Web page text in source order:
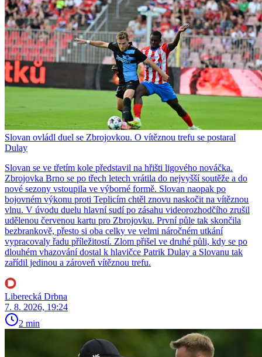
Slovan ovládl duel se Zbrojovkou. O vítěznou trefu se postaral
Dulay
Slovan se ve třetím kole představil na hřišti ligového nováčka.
Zbrojovka Brno se po třech letech vrátila do nejvyšší soutěže a do
nové sezony vstoupila ve výborné formě. Slovan naopak po
bojovném výkonu proti Teplicím chtěl znovu naskočit na vítěznou
vlnu. V úvodu duelu hlavní sudí po zásahu videorozhodčího zrušil
udělenou červenou kartu pro Zbrojovku. První půle tak skončila
bezbrankově, přesto si oba celky ve velmi náročném utkání
vypracovaly řadu příležitostí. Zlom přišel ve druhé půli, kdy se po
dlouhém vhazování dostal k hlavičce Patrik Dulay a Slovanu tak
zařídil jedinou a zároveň vítěznou trefu.
Liberecká Drbna
7. 8. 2026, 19:24
2 min